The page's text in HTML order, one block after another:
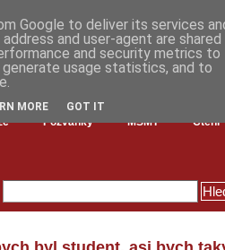
Pozvánky MŠMT Čtení
Google to deliver its services
and user-agent are shared
and security metrics to
usage statistics, and to
MORE GOT IT